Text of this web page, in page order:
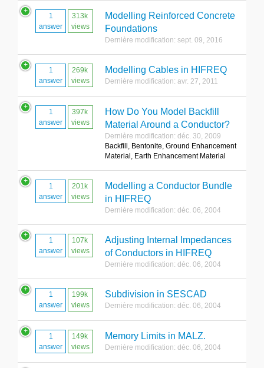
1
answer
313k
views
Modelling Reinforced Concrete
Foundations
Dernière modification: sept. 09, 2016
1
answer
269k
views
Modelling Cables in HIFREQ
Dernière modification: avr. 27, 2011
1
answer
397k
views
How Do You Model Backfill
Material Around a Conductor?
Dernière modification: déc. 30, 2009
Backfill, Bentonite, Ground Enhancement
Material, Earth Enhancement Material
1
answer
201k
views
Modelling a Conductor Bundle
in HIFREQ
Dernière modification: déc. 06, 2004
1
answer
107k
views
Adjusting Internal Impedances
of Conductors in HIFREQ
Dernière modification: déc. 06, 2004
1
answer
199k
views
Subdivision in SESCAD
Dernière modification: déc. 06, 2004
1
answer
149k
views
Memory Limits in MALZ.
Dernière modification: déc. 06, 2004